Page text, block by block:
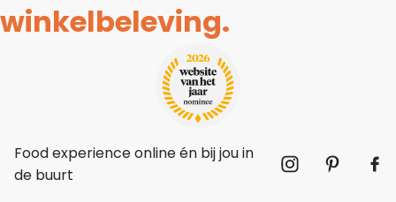
winkelbeleving.
Food experience online én bij jou in
de buurt